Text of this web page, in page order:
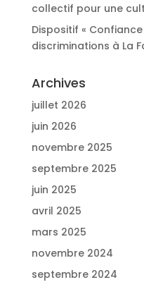
collectif pour une
Dispositif «
discriminations à La
Archives
juillet 2026
juin 2026
novembre 2025
septembre 2025
juin 2025
avril 2025
mars 2025
novembre 2024
septembre 2024